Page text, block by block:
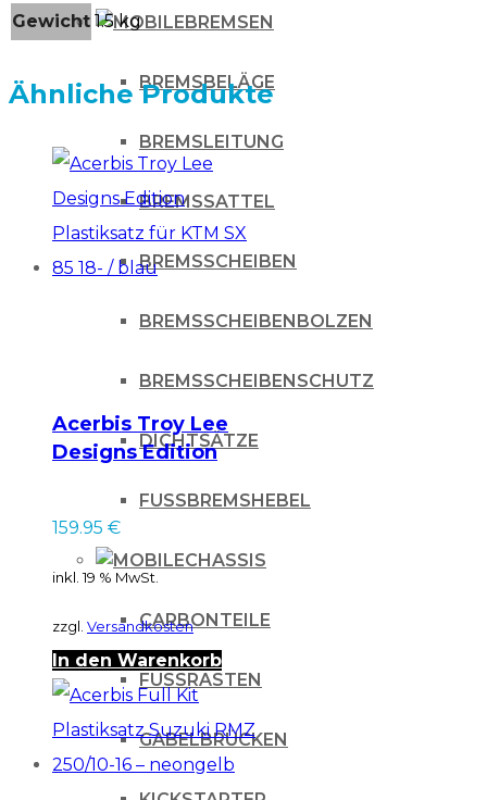
BREMSEN
BREMSBELÄGE
BREMSLEITUNG
BREMSSATTEL
BREMSSCHEIBEN
BREMSSCHEIBENBOLZEN
BREMSSCHEIBENSCHUTZ
DICHTSÄTZE
FUSSBREMSHEBEL
CHASSIS
CARBONTEILE
FUSSRASTEN
GABELBRÜCKEN
Gewicht 1.5 kg
Ähnliche Produkte
Acerbis Troy Lee
Designs Edition
SX 85 18- / blau
159.95 €
inkl. 19 % MwSt.
zzgl. Versandkosten
In den Warenkorb